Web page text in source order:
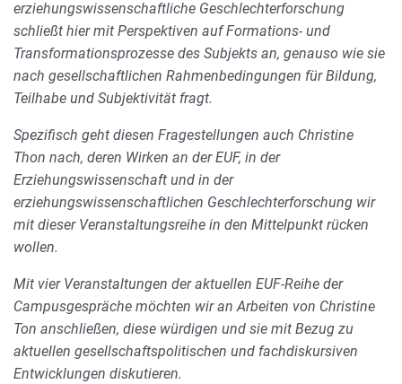
erziehungswissenschaftliche Geschlechterforschung
schließt hier mit Perspektiven auf Formations- und
Transformationsprozesse des Subjekts an, genauso wie sie
nach gesellschaftlichen Rahmenbedingungen für Bildung,
Teilhabe und Subjektivität fragt.
Spezifisch geht diesen Fragestellungen auch Christine
Thon nach, deren Wirken an der EUF, in der
Erziehungswissenschaft und in der
erziehungswissenschaftlichen Geschlechterforschung wir
mit dieser Veranstaltungsreihe in den Mittelpunkt rücken
wollen.
Mit vier Veranstaltungen der aktuellen EUF-Reihe der
Campusgespräche möchten wir an Arbeiten von Christine
Ton anschließen, diese würdigen und sie mit Bezug zu
aktuellen gesellschaftspolitischen und fachdiskursiven
Entwicklungen diskutieren.